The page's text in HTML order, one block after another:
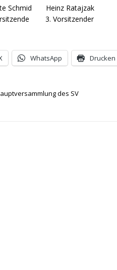
Schmid Heinz Ratajzak
3. Vorsitzender
WhatsApp Drucken
des SV